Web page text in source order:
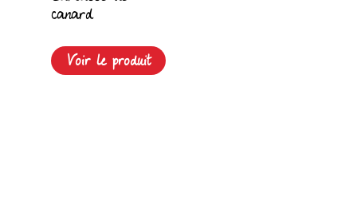
canard
Voir le produit